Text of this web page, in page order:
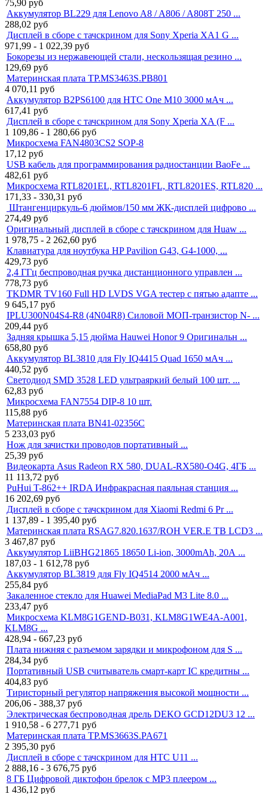
75,90 руб
Аккумулятор BL229 для Lenovo A8 / A806 / A808T 250 ...
288,02 руб
Дисплей в сборе с тачскрином для Sony Xperia XA1 G ...
971,99 - 1 022,39 руб
Бокорезы из нержавеющей стали, нескользящая резино ...
129,69 руб
Материнская плата TP.MS3463S.PB801
4 070,11 руб
Аккумулятор B2PS6100 для HTC One M10 3000 мАч ...
617,41 руб
Дисплей в сборе с тачскрином для Sony Xperia XA (F ...
1 109,86 - 1 280,66 руб
Микросхема FAN4803CS2 SOP-8
17,12 руб
USB кабель для программирования радиостанции BaoFe ...
482,61 руб
Микросхема RTL8201EL, RTL8201FL, RTL8201ES, RTL820 ...
171,33 - 330,31 руб
Штангенциркуль-6 дюймов/150 мм ЖК-дисплей цифрово ...
274,49 руб
Оригинальный дисплей в сборе с тачскрином для Huaw ...
1 978,75 - 2 262,60 руб
Клавиатура для ноутбука HP Pavilion G43, G4-1000, ...
429,73 руб
2,4 ГГц беспроводная ручка дистанционного управлен ...
778,73 руб
TKDMR TV160 Full HD LVDS VGA тестер с пятью адапте ...
9 645,17 руб
IPLU300N04S4-R8 (4N04R8) Силовой МОП-транзистор N- ...
209,44 руб
Задняя крышка 5,15 дюйма Hauwei Honor 9 Оригинальн ...
658,80 руб
Аккумулятор BL3810 для Fly IQ4415 Quad 1650 мАч ...
440,52 руб
Светодиод SMD 3528 LED ультраяркий белый 100 шт. ...
62,83 руб
Микросхема FAN7554 DIP-8 10 шт.
115,88 руб
Материнская плата BN41-02356C
5 233,03 руб
Нож для зачистки проводов портативный ...
25,39 руб
Видеокарта Asus Radeon RX 580, DUAL-RX580-O4G, 4ГБ ...
11 113,72 руб
PuHui T-862++ IRDA Инфракрасная паяльная станция ...
16 202,69 руб
Дисплей в сборе с тачскрином для Xiaomi Redmi 6 Pr ...
1 137,89 - 1 395,40 руб
Материнская плата RSAG7.820.1637/ROH VER.E ТВ LCD3 ...
3 467,87 руб
Аккумулятор LiiBHG21865 18650 Li-ion, 3000mAh, 20А ...
187,03 - 1 612,78 руб
Аккумулятор BL3819 для Fly IQ4514 2000 мАч ...
255,84 руб
Закаленное стекло для Huawei MediaPad M3 Lite 8.0 ...
233,47 руб
Микросхема KLM8G1GEND-B031, KLM8G1WE4A-A001,
KLM8G ...
428,94 - 667,23 руб
Плата нижняя с разъемом зарядки и микрофоном для S ...
284,34 руб
Портативный USB считыватель смарт-карт IC кредитны ...
404,83 руб
Тиристорный регулятор напряжения высокой мощности ...
206,06 - 388,37 руб
Электрическая беспроводная дрель DEKO GCD12DU3 12 ...
1 910,58 - 6 277,71 руб
Материнская плата TP.MS3663S.PA671
2 395,30 руб
Дисплей в сборе с тачскрином для HTC U11 ...
2 888,16 - 3 676,75 руб
8 ГБ Цифровой диктофон брелок с MP3 плеером ...
1 436,12 руб